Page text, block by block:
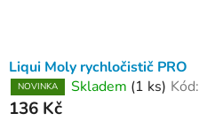
Liqui Moly rychločistič PRO
NOVINKA Skladem (1 ks) Kód:
136 Kč